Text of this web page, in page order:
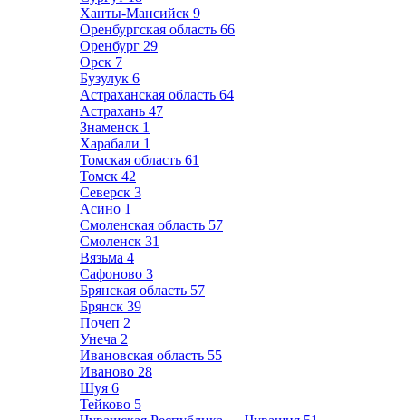
Ханты-Мансийск 9
Оренбургская область 66
Оренбург 29
Орск 7
Бузулук 6
Астраханская область 64
Астрахань 47
Знаменск 1
Харабали 1
Томская область 61
Томск 42
Северск 3
Асино 1
Смоленская область 57
Смоленск 31
Вязьма 4
Сафоново 3
Брянская область 57
Брянск 39
Почеп 2
Унеча 2
Ивановская область 55
Иваново 28
Шуя 6
Тейково 5